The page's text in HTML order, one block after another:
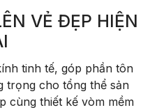
VẺ ĐẸP HIỆN
tinh tế, góp phần tôn
trọng cho tổng thể sản
cùng thiết kế vòm mềm